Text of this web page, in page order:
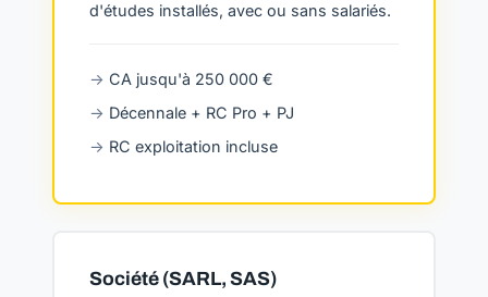
d'études installés, avec ou sans salariés.
CA jusqu'à 250 000 €
Décennale + RC Pro + PJ
RC exploitation incluse
Société (SARL, SAS)